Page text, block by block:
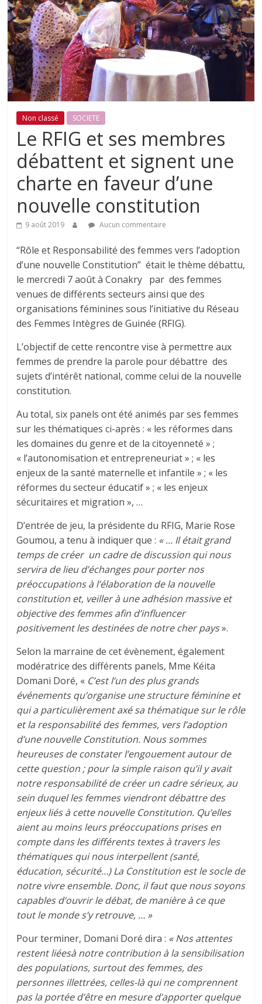
Non classé SOCIETE
Le RFIG et ses membres
débattent et signent une
charte en faveur d’une
nouvelle constitution
9 août 2019 Aucun commentaire
“Rôle et Responsabilité des femmes vers l’adoption
d’une nouvelle Constitution” était le thème débattu,
le mercredi 7 août à Conakry par des femmes
venues de différents secteurs ainsi que des
organisations féminines sous l’initiative du Réseau
des Femmes Intègres de Guinée (RFIG).
L’objectif de cette rencontre vise à permettre aux
femmes de prendre la parole pour débattre des
sujets d’intérêt national, comme celui de la nouvelle
constitution.
Au total, six panels ont été animés par ses femmes
sur les thématiques ci-après : « les réformes dans
les domaines du genre et de la citoyenneté » ;
« l’autonomisation et entrepreneuriat » ; « les
enjeux de la santé maternelle et infantile » ; « les
réformes du secteur éducatif » ; « les enjeux
sécuritaires et migration », …
D’entrée de jeu, la présidente du RFIG, Marie Rose
Goumou, a tenu à indiquer que : « … Il était grand
temps de créer un cadre de discussion qui nous
servira de lieu d’échanges pour porter nos
préoccupations à l’élaboration de la nouvelle
constitution et, veiller à une adhésion massive et
objective des femmes afin d’influencer
positivement les destinées de notre cher pays».
Selon la marraine de cet évènement, également
modératrice des différents panels, Mme Kéita
Domani Doré, « C’est l’un des plus grands
événements qu’organise une structure féminine et
qui a particulièrement axé sa thématique sur le rôle
et la responsabilité des femmes, vers l’adoption
d’une nouvelle Constitution. Nous sommes
heureuses de constater l’engouement autour de
cette question ; pour la simple raison qu’il y avait
notre responsabilité de créer un cadre sérieux, au
sein duquel les femmes viendront débattre des
enjeux liés à cette nouvelle Constitution. Qu’elles
aient au moins leurs préoccupations prises en
compte dans les différents textes à travers les
thématiques qui nous interpellent (santé,
éducation, sécurité…) La Constitution est le socle de
notre vivre ensemble. Donc, il faut que nous soyons
capables d’ouvrir le débat, de manière à ce que
tout le monde s’y retrouve, … »
Pour terminer, Domani Doré dira : « Nos attentes
restent liéesà notre contribution à la sensibilisation
des populations, surtout des femmes, des
personnes illettrées, celles-là qui ne comprennent
pas la portée d’être en mesure d’apporter quelque